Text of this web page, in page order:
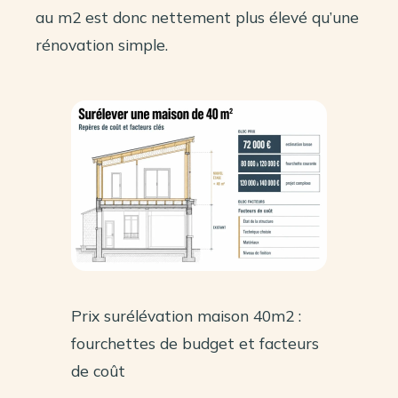
au m2 est donc nettement plus élevé qu’une
rénovation simple.
Prix surélévation maison 40m2 :
fourchettes de budget et facteurs
de coût